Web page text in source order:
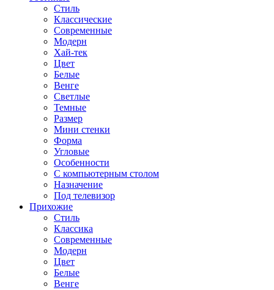
Стиль
Классические
Современные
Модерн
Хай-тек
Цвет
Белые
Венге
Светлые
Темные
Размер
Мини стенки
Форма
Угловые
Особенности
С компьютерным столом
Назначение
Под телевизор
Прихожие
Стиль
Классика
Современные
Модерн
Цвет
Белые
Венге